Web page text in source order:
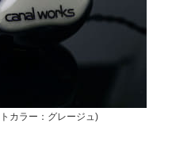
カラー：グレージュ)